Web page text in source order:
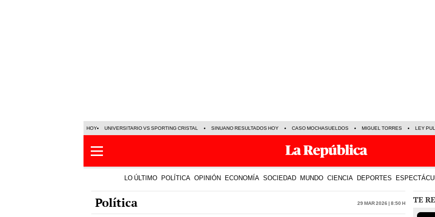
HOY UNIVERSITARIO VS SPORTING CRISTAL SINUANO RESULTADOS HOY CASO MOCHASUELDOS MIGUEL TORRES LEY
LO ÚLTIMO POLÍTICA OPINIÓN ECONOMÍA SOCIEDAD MUNDO CIENCIA DEPORTES
Política 29 Mar 2026 | 8:50 h TE